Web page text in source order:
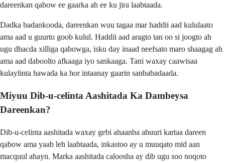
dareenkan qabow ee gaarka ah ee ku jira laabtaada.
Dadka badankooda, dareenkan wuu tagaa mar haddii aad kululaato
ama aad u guurto goob kulul. Haddii aad aragto tan oo si joogto ah
ugu dhacda xilliga qabowga, isku day inaad neefsato maro shaagag ah
ama aad daboolto afkaaga iyo sankaaga. Tani waxay caawisaa
kulaylinta hawada ka hor intaanay gaarin sanbabadaada.
Miyuu Dib-u-celinta Aashitada Ka Dambeysa
Dareenkan?
Dib-u-celinta aashitada waxay gebi ahaanba abuuri kartaa dareen
qabow ama yaab leh laabtaada, inkastoo ay u muuqato mid aan
macquul ahayn. Marka aashitada caloosha ay dib ugu soo noqoto